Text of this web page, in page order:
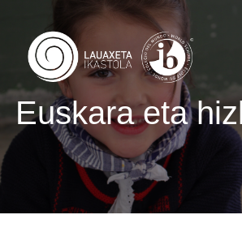
Euskara eta